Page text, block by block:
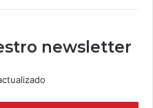
newsletter